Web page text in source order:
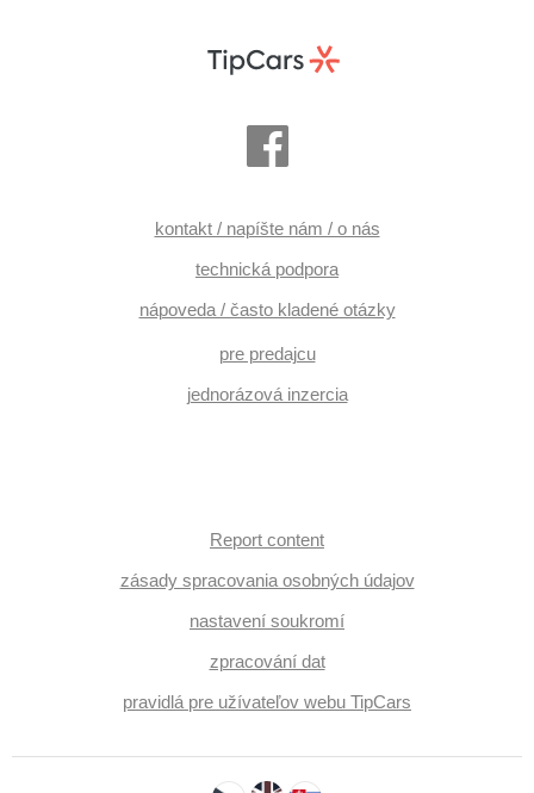
kontakt / napíšte nám / o nás
technická podpora
nápoveda / často kladené otázky
pre predajcu
jednorázová inzercia
Report content
zásady spracovania osobných údajov
nastavení soukromí
zpracování dat
pravidlá pre užívateľov webu TipCars